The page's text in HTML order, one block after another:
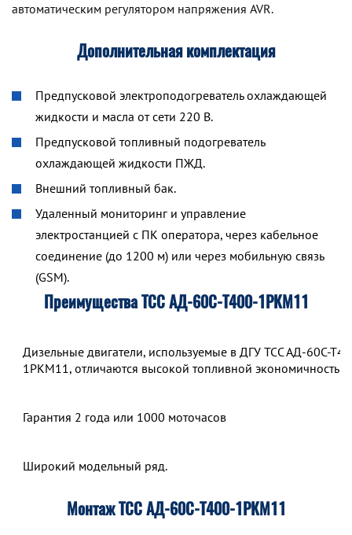
автоматическим регулятором напряжения AVR.
Дополнительная комплектация
Предпусковой электроподогреватель охлаждающей
жидкости и масла от сети 220 В.
Предпусковой топливный подогреватель
охлаждающей жидкости ПЖД.
Внешний топливный бак.
Удаленный мониторинг и управление
электростанцией с ПК оператора, через кабельное
соединение (до 1200 м) или через мобильную связь
(GSM).
Преимущества ТСС АД-60С-Т400-1РКМ11
Дизельные двигатели, используемые в ДГУ ТСС АД-60С-
1РКМ11, отличаются высокой топливной экономичностью.
Гарантия 2 года или 1000 моточасов
Широкий модельный ряд.
Монтаж ТСС АД-60С-Т400-1РКМ11